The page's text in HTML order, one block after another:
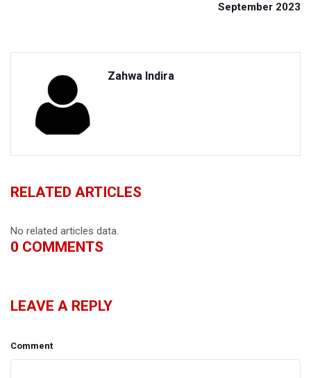
September 2023
Zahwa Indira
RELATED ARTICLES
No related articles data.
0 COMMENTS
LEAVE A REPLY
Comment